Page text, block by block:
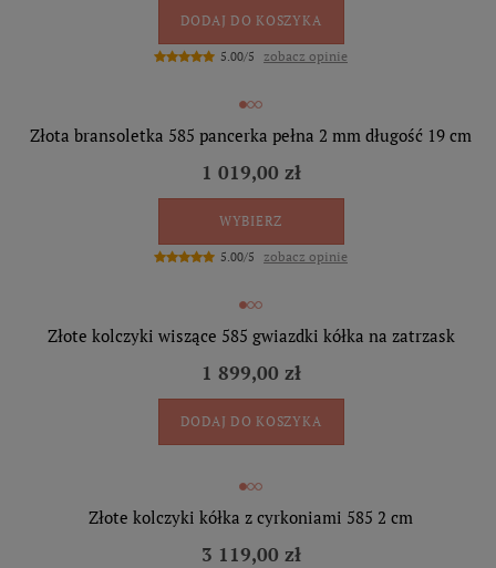
DODAJ DO KOSZYKA
5.00/5 zobacz opinie
Złota bransoletka 585 pancerka pełna 2 mm długość 19 cm
1 019,00 zł
WYBIERZ
5.00/5 zobacz opinie
Złote kolczyki wiszące 585 gwiazdki kółka na zatrzask
1 899,00 zł
DODAJ DO KOSZYKA
Złote kolczyki kółka z cyrkoniami 585 2 cm
3 119,00 zł